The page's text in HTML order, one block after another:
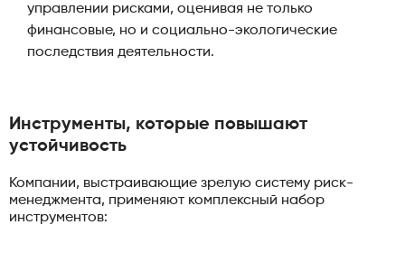
управлении рисками, оценивая не только
финансовые, но и социально-экологические
последствия деятельности.
Инструменты, которые повышают
устойчивость
Компании, выстраивающие зрелую систему риск-
менеджмента, применяют комплексный набор
инструментов: